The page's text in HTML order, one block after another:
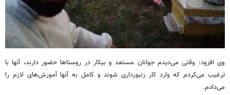
وی افزود: وقتی می‌دیدم جوانان مستعد و بیکار در روستاها حضور دارند، آنها با
ترغیب می‌کردم که وارد کار زنبورداری شوند و کامل به آنها آموزش‌های لازم را
می‌دادم.